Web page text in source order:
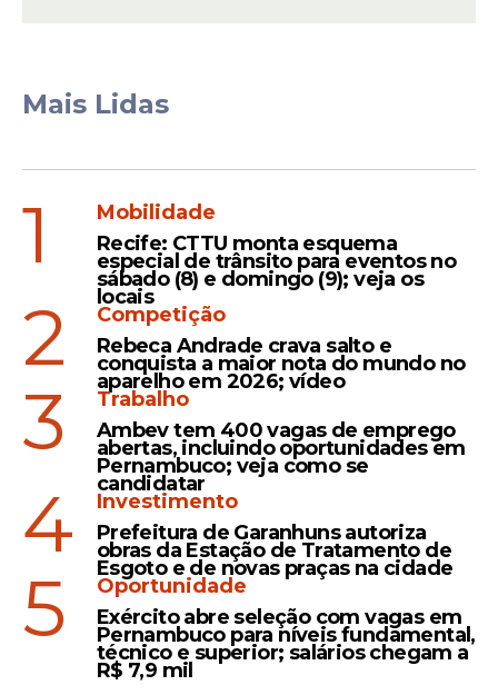
Mais Lidas
1
Mobilidade
Recife: CTTU monta esquema
especial de trânsito para eventos no
sábado (8) e domingo (9); veja os
locais
2
Competição
Rebeca Andrade crava salto e
conquista a maior nota do mundo no
aparelho em 2026; vídeo
3
Trabalho
Ambev tem 400 vagas de emprego
abertas, incluindo oportunidades em
Pernambuco; veja como se
candidatar
4
Investimento
Prefeitura de Garanhuns autoriza
obras da Estação de Tratamento de
Esgoto e de novas praças na cidade
5
Oportunidade
Exército abre seleção com vagas em
Pernambuco para níveis fundamental,
técnico e superior; salários chegam a
R$ 7,9 mil